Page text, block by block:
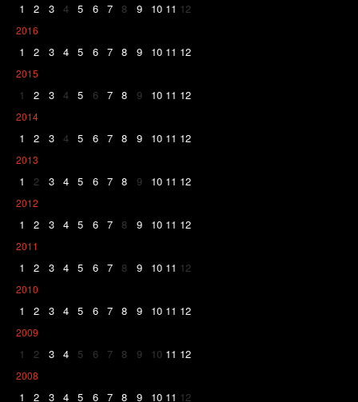
1 2 3 4 5 6 7 8 9 10 11 12
2016
1 2 3 4 5 6 7 8 9 10 11 12
2015
1 2 3 4 5 6 7 8 9 10 11 12
2014
1 2 3 4 5 6 7 8 9 10 11 12
2013
1 2 3 4 5 6 7 8 9 10 11 12
2012
1 2 3 4 5 6 7 8 9 10 11 12
2011
1 2 3 4 5 6 7 8 9 10 11 12
2010
1 2 3 4 5 6 7 8 9 10 11 12
2009
1 2 3 4 5 6 7 8 9 10 11 12
2008
1 2 3 4 5 6 7 8 9 10 11 12